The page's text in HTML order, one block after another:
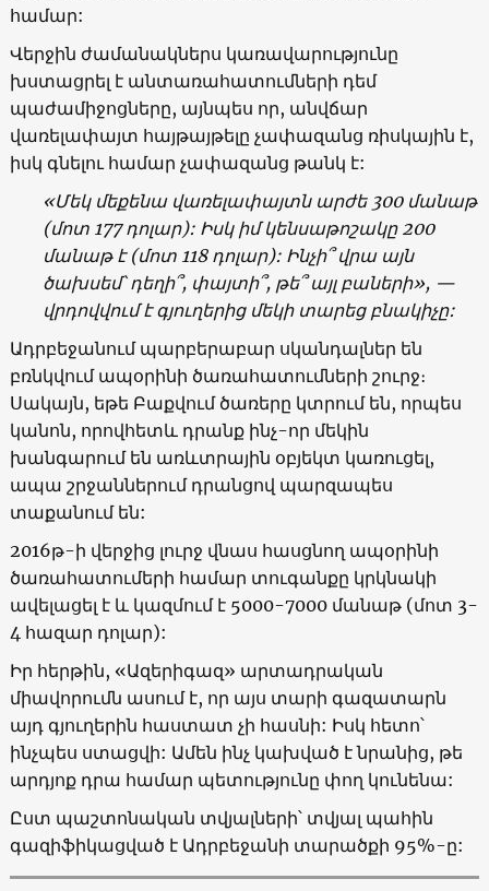
համար:
Վերջին ժամանակներս կառավարությունը
խստացրել է անտառահատումների դեմ
պաժամիջոցները, այնպես որ, անվճար
վառելափայտ հայթայթելը չափազանց ռիսկային է,
իսկ գնելու համար չափազանց թանկ է:
«Մեկ մեքենա վառելափայտն արժե 300 մանաթ
(մոտ 177 դոլար): Իսկ իմ կենսաթոշակը 200
մանաթ է (մոտ 118 դոլար): Ինչի՞ վրա այն
ծախսեմ՝ դեղի՞, փայտի՞, թե՞ այլ բաների», —
վրդովվում է գյուղերից մեկի տարեց բնակիչը:
Ադրբեջանում պարբերաբար սկանդալներ են
բռնկվում ապօրինի ծառահատումների շուրջ։
Սակայն, եթե Բաքվում ծառերը կտրում են, որպես
կանոն, որովհետև դրանք ինչ-որ մեկին
խանգարում են առևտրային օբյեկտ կառուցել,
ապա շրջաններում դրանցով պարզապես
տաքանում են:
2016թ-ի վերջից լուրջ վնաս հասցնող ապօրինի
ծառահատումերի համար տուգանքը կրկնակի
ավելացել է և կազմում է 5000-7000 մանաթ (մոտ 3-
4 հազար դոլար):
Իր հերթին, «Ազերիգազ» արտադրական
միավորումն ասում է, որ այս տարի գազատարն
այդ գյուղերին հաստատ չի հասնի: Իսկ հետո՝
ինչպես ստացվի: Ամեն ինչ կախված է նրանից, թե
արդյոք դրա համար պետությունը փող կունենա:
Ըստ պաշտոնական տվյալների՝ տվյալ պահին
գազիֆիկացված է Ադրբեջանի տարածքի 95%-ը: